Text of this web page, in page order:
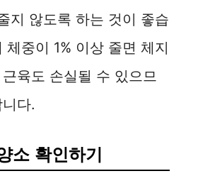
지 않도록 하는 것이 좋습
체중이 1% 이상 줄면 체지
육도 손실될 수 있으므
다.
소 확인하기